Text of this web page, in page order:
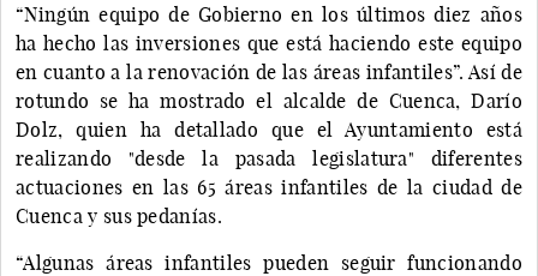
“Ningún equipo de Gobierno en los últimos diez años
ha hecho las inversiones que está haciendo este equipo
en cuanto a la renovación de las áreas infantiles”. Así de
rotundo se ha mostrado el alcalde de Cuenca, Darío
Dolz, quien ha detallado que el Ayuntamiento está
realizando "desde la pasada legislatura" diferentes
actuaciones en las 65 áreas infantiles de la ciudad de
Cuenca y sus pedanías.
“Algunas áreas infantiles pueden seguir funcionando